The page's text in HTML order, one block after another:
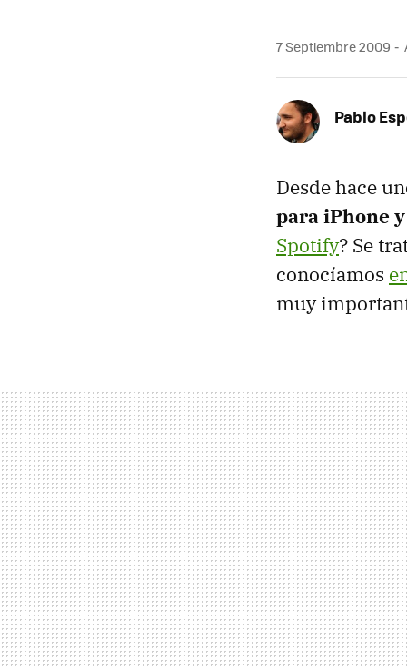
7 Septiembre 2009
Pablo
Desde hace
para iPhone
Spotify? Se
conocíamos
muy